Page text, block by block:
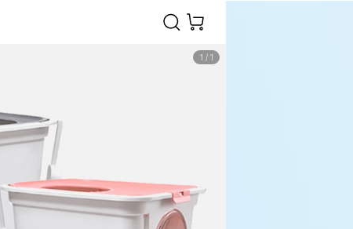
1 / 1